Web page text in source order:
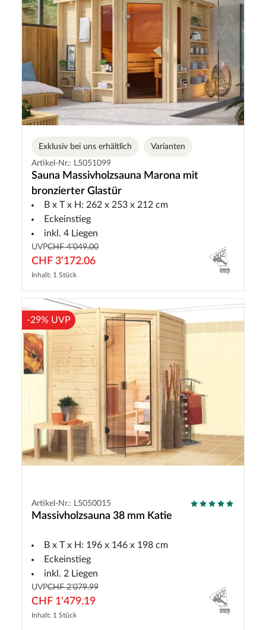
Exklusiv bei uns erhältlich
Varianten
Artikel-Nr.: L5051099
Sauna Massivholzsauna Marona mit
bronzierter Glastür
B x T x H: 262 x 253 x 212 cm
Eckeinstieg
inkl. 4 Liegen
UVPCHF 4'049.00
CHF 3'172.06
Inhalt: 1 Stück
-29% UVP
Artikel-Nr.: L5050015
Massivholzsauna 38 mm Katie
B x T x H: 196 x 146 x 198 cm
Eckeinstieg
inkl. 2 Liegen
UVPCHF 2'079.99
CHF 1'479.19
Inhalt: 1 Stück